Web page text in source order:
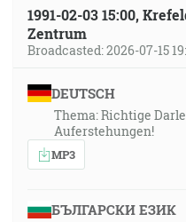
1991-02-03 15:00,
Zentrum
Broadcasted: 2026-07-15
DEUTSCH
Thema: Richtige
Auferstehungen!
MP3
БЪЛГАРСКИ ЕЗИК